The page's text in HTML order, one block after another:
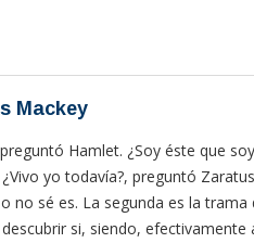
Mackey
Hamlet. ¿Soy éste que
yo todavía?, preguntó
no sé es. La segunda es la
si, siendo, efectivamente